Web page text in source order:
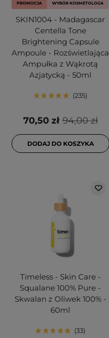
PROMOCJA WYBÓR KOSMETOLOGA
SKIN1004 - Madagascar
Centella Tone
Brightening Capsule
Ampoule - Rozświetlająca
Ampułka z Wąkrotą
Azjatycką - 50ml
235
94,00 zł
70,50 zł
DODAJ DO KOSZYKA
Timeless - Skin Care -
Squalane 100% Pure -
Skwalan z Oliwek 100% -
60ml
33